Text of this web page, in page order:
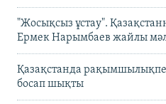
"Жосықсыз ұстау".
Ермек Нарымбаев жайлы
Қазақстанда
босап шықты